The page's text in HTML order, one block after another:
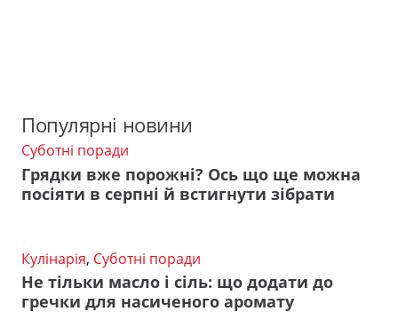
Популярні новини
Суботні поради
Грядки вже порожні? Ось що ще можна
посіяти в серпні й встигнути зібрати
Кулінарія, Суботні поради
Не тільки масло і сіль: що додати до
гречки для насиченого аромату